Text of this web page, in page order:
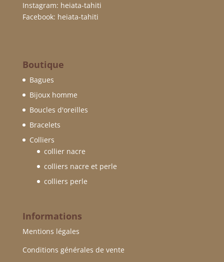
Instagram: heiata-tahiti
Facebook: heiata-tahiti
Boutique
Bagues
Bijoux homme
Boucles d'oreilles
Bracelets
Colliers
collier nacre
colliers nacre et perle
colliers perle
Informations
Mentions légales
Conditions générales de vente